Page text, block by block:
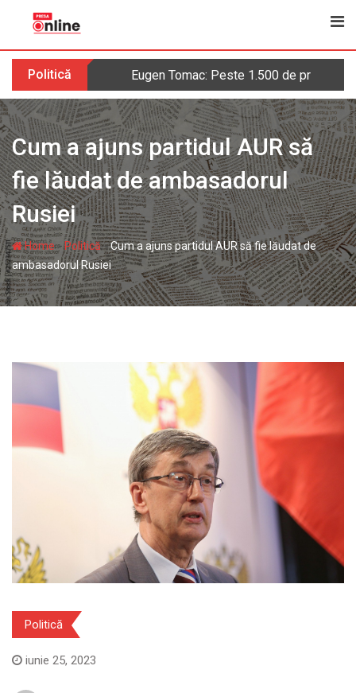
content
Politică Eugen Tomac: Peste 1.500 de primării
Cum a ajuns partidul AUR să
fie lăudat de ambasadorul
Rusiei
Home-Politică-Cum a ajuns partidul AUR să fie lăudat de
ambasadorul Rusiei
Politică
iunie 25, 2023